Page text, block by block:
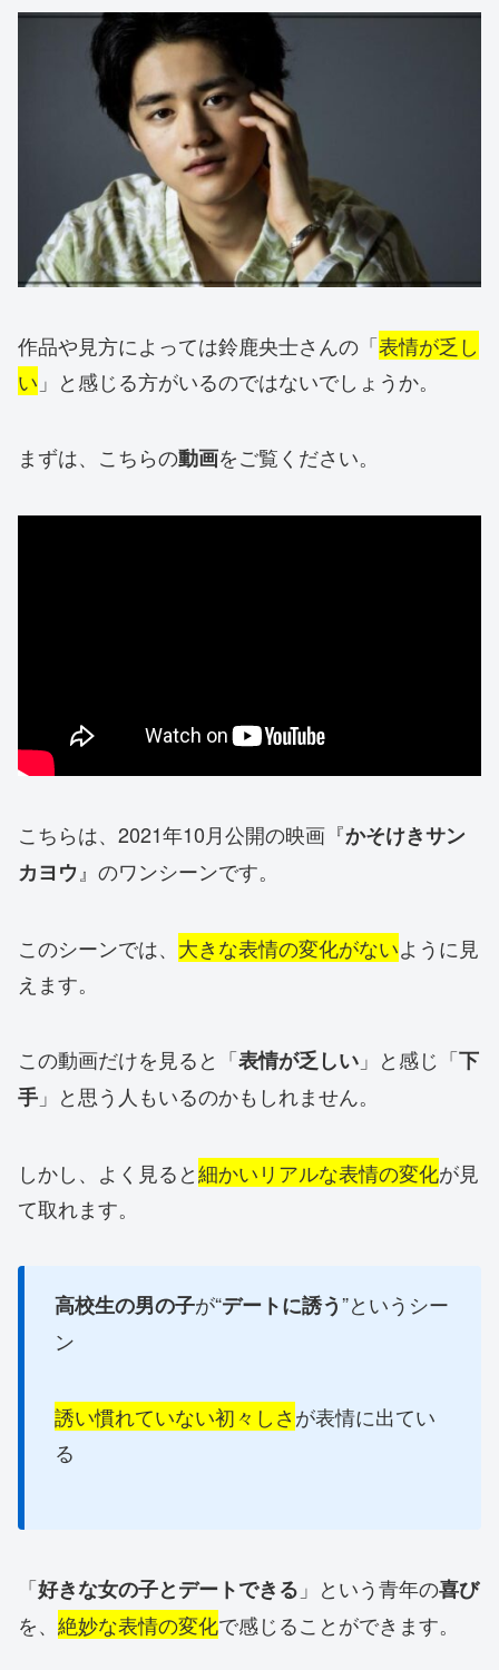
作品や見方によっては鈴鹿央士さんの「表情が乏し
い 」と感じる方がいるのではないでしょうか。
まずは、こちらの動画をご覧ください。
こちらは、2021年10月公開の映画『かそけきサン
カヨウ 』のワンシーンです。
このシーンでは、 大きな表情の変化がないように見
えます。
この動画だけを見ると「表情が乏しい 」と感じ「下
手 」と思う人もいるのかもしれません。
しかし、よく見ると細かいリアルな表情の変化が見
て取れます。
高校生の男の子が“デートに誘う”というシー
ン
誘い慣れていない初々しさが表情に出てい
る
「好きな女の子とデートできる 」という青年の喜び
を、 絶妙な表情の変化で感じることができます。